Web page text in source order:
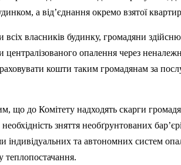
а від’єднання окремо взятої
власників будинку, громадяни
опалення через
кошти таким громадянам за
що до Комітету надходять скарги
зняття необґрунтованих
індивідуальних та автономних систем
теплопостачання.